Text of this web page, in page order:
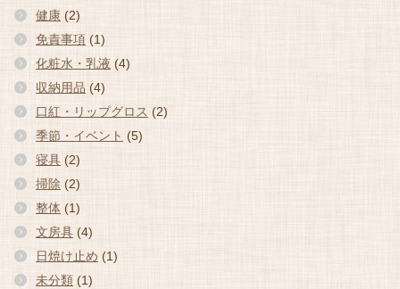
健康 (2)
免責事項 (1)
化粧水・乳液 (4)
収納用品 (4)
口紅・リップグロス (2)
季節・イベント (5)
寝具 (2)
掃除 (2)
整体 (1)
文房具 (4)
日焼け止め (1)
未分類 (1)